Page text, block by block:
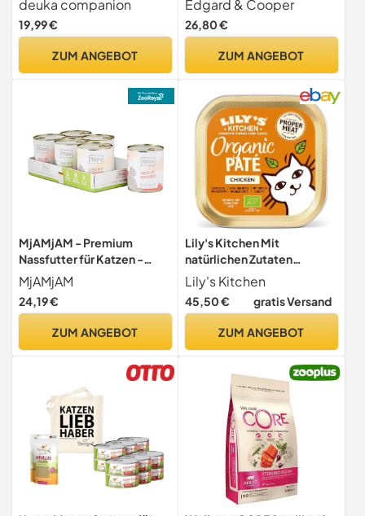
für ausgewachsene,
Sensible Katzen | viel
| geprüfte Qualität (KIN)
deuka companion
19,99 €
ZUM ANGEBOT
sterilisiertes und aktives
Katzenfutter, ohne
Inhaltsstoffe, frisches
Zuckerzusatz
Edgard & Cooper
26,80 €
ZUM ANGEBOT
MjAMjAM - Premium
Nassfutter für Katzen -
Mixpaket I - Huhn, Rind,
Herzen, 6er Pack (6 x 800g),
getreidefrei mit extra viel
MjAMjAM
24,19 €
ZUM ANGEBOT
Lily's Kitchen Mit
natürlichen Zutaten
hergestellt Nassfutter-
Schale für Katzen Bio-Huhn
Getreidefreie Rezeptur 19 x
Lily's Kitchen
45,50 € gratis Versand
ZUM ANGEBOT